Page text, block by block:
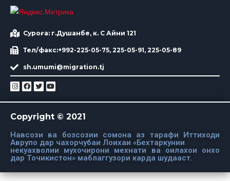
Суроға: г.Душанбе, к. С Айни 121
Тел/факс:+992-225-05-75, 225-05-91, 225-05-89
sh.umumi@migration.tj
Copyright © 2021
Навсози ва бозсозии сомона аз тарафи Иттиходи
Аврупо дар чахорчубаи Лоихаи «Бехтаркунии
некуахволии мухочирони мехнати ва оилахои онхо
дар Точикистон» маблаггузори карда шудааст.